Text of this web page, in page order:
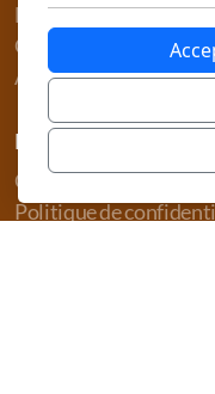
Devenir sponsor
Contact
Adhérer
Légal
Conditions
Politique de